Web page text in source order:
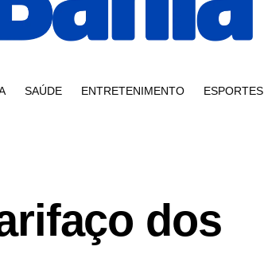
SAÚDE ENTRETENIMENTO ESPORTES
dos